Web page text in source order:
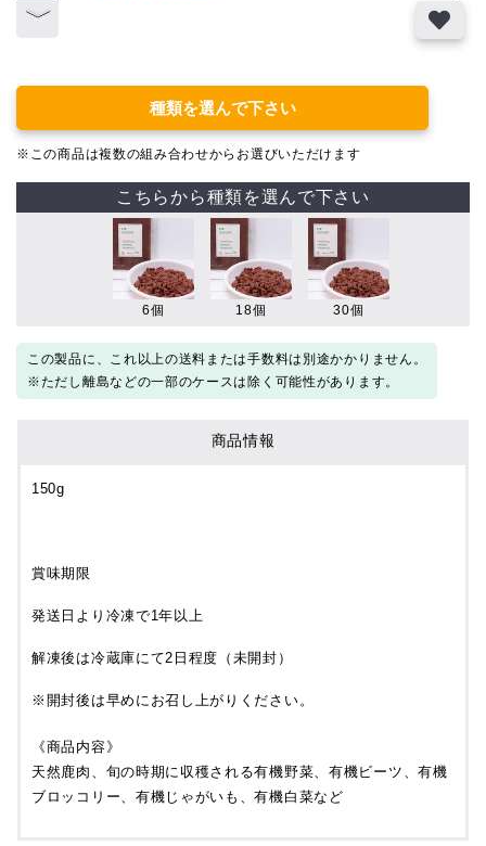
種類を選んで下さい
※この商品は複数の組み合わせからお選びいただけます
こちらから種類を選んで下さい
6個 18個 30個
この製品に、これ以上の送料または手数料は別途かかりません。
※ただし離島などの一部のケースは除く可能性があります。
商品情報
150g
賞味期限
発送日より冷凍で1年以上
解凍後は冷蔵庫にて2日程度（未開封）
※開封後は早めにお召し上がりください。
《商品内容》
天然鹿肉、旬の時期に収穫される有機野菜、有機ビーツ、有機
ブロッコリー、有機じゃがいも、有機白菜など